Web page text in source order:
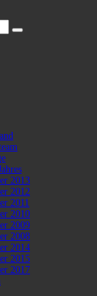
2013
2012
2011
2010
2009
2008
2014
2015
2017